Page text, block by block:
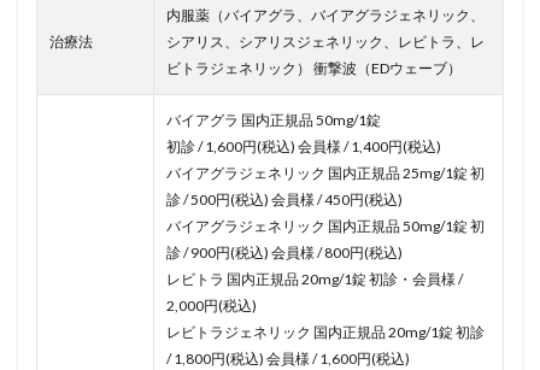
治療法
内服薬（バイアグラ、バイアグラジェネリック、
シアリス、シアリスジェネリック、レビトラ、レ
ビトラジェネリック） 衝撃波（EDウェーブ）
バイアグラ 国内正規品 50mg/1錠
初診 / 1,600円(税込) 会員様 / 1,400円(税込)
バイアグラジェネリック 国内正規品 25mg/1錠 初
診 / 500円(税込) 会員様 / 450円(税込)
バイアグラジェネリック 国内正規品 50mg/1錠 初
診 / 900円(税込) 会員様 / 800円(税込)
レビトラ 国内正規品 20mg/1錠 初診・会員様 /
2,000円(税込)
レビトラジェネリック 国内正規品 20mg/1錠 初診
/ 1,800円(税込) 会員様 / 1,600円(税込)